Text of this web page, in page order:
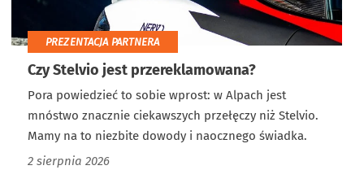
PREZENTACJA PARTNERA
Czy Stelvio jest przereklamowana?
Pora powiedzieć to sobie wprost: w Alpach jest
mnóstwo znacznie ciekawszych przełęczy niż Stelvio.
Mamy na to niezbite dowody i naocznego świadka.
2 sierpnia 2026